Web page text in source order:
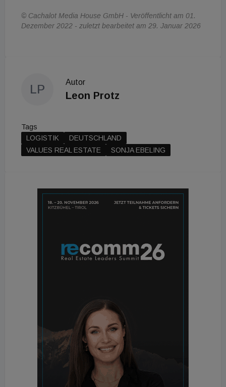
© Cachalot Media House GmbH - Veröffentlicht am 01.
Dezember 2022 - zuletzt bearbeitet am 29. Januar 2026
LP
Autor
Leon Protz
Tags
LOGISTIK
DEUTSCHLAND
VALUES REAL ESTATE
SONJA EBELING